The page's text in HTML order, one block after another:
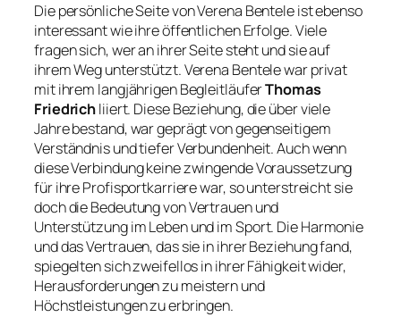
Die persönliche Seite von Verena Bentele ist ebenso
interessant wie ihre öffentlichen Erfolge. Viele
fragen sich, wer an ihrer Seite steht und sie auf
ihrem Weg unterstützt. Verena Bentele war privat
mit ihrem langjährigen BegleitläuferThomas
Friedrichliiert. Diese Beziehung, die über viele
Jahre bestand, war geprägt von gegenseitigem
Verständnis und tiefer Verbundenheit. Auch wenn
diese Verbindung keine zwingende Voraussetzung
für ihre Profisportkarriere war, so unterstreicht sie
doch die Bedeutung von Vertrauen und
Unterstützung im Leben und im Sport. Die Harmonie
und das Vertrauen, das sie in ihrer Beziehung fand,
spiegelten sich zweifellos in ihrer Fähigkeit wider,
Herausforderungen zu meistern und
Höchstleistungen zu erbringen.